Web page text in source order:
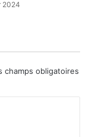
2024
champs obligatoires